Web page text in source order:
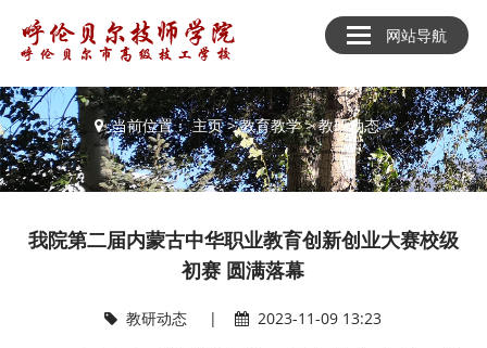
网站导航
教育教学
当前位置：主页>教育教学>教研动态>
我院第二届内蒙古中华职业教育创新创业大赛校级
初赛 圆满落幕
教研动态 | 2023-11-09 13:23